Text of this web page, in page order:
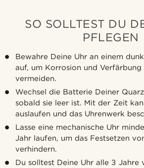
SO SOLLTEST DU
PFLEGEN
Bewahre Deine Uhr an einem
auf, um Korrosion und
vermeiden.
Wechsel die Batterie Deiner
sobald sie leer ist. Mit der Zeit
auslaufen und das Uhrenwerk
Lasse eine mechanische Uhr
Jahr laufen, um das Festsetzen
verhindern.
Du solltest Deine Uhr alle 3 Jahre